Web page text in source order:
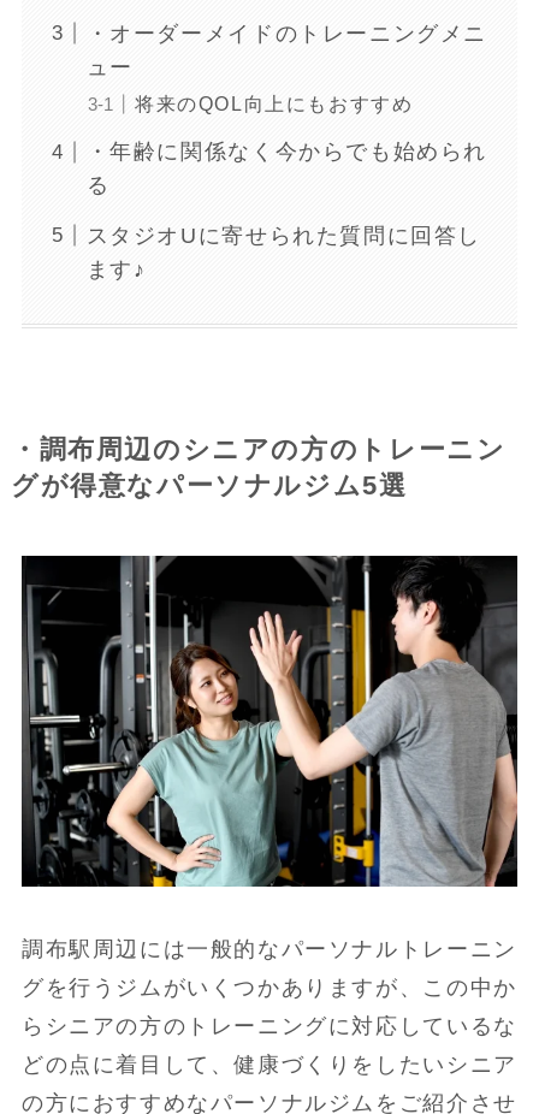
・オーダーメイドのトレーニングメニ
ュー
将来のQOL向上にもおすすめ
・年齢に関係なく今からでも始められ
る
スタジオUに寄せられた質問に回答し
ます♪
・調布周辺のシニアの方のトレーニン
グが得意なパーソナルジム5選
調布駅周辺には一般的なパーソナルトレーニン
グを行うジムがいくつかありますが、この中か
らシニアの方のトレーニングに対応しているな
どの点に着目して、健康づくりをしたいシニア
の方におすすめなパーソナルジムをご紹介させ